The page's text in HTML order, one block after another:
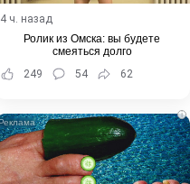
4 ч. назад
Ролик из Омска: вы будете
смеяться долго
249
54 62
i